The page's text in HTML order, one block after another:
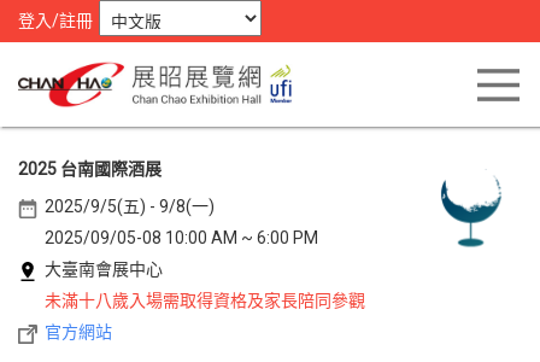
登入/註冊
2025 台南國際酒展
2025/9/5(五) - 9/8(一)
2025/09/05-08 10:00 AM ~ 6:00 PM
大臺南會展中心
未滿十八歲入場需取得資格及家長陪同參觀
官方網站